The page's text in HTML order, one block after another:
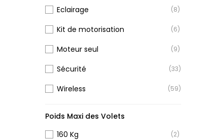
Eclairage (8)
Kit de motorisation (6)
Moteur seul (9)
Sécurité (33)
Wireless (59)
Poids Maxi des Volets
160 Kg
(2)